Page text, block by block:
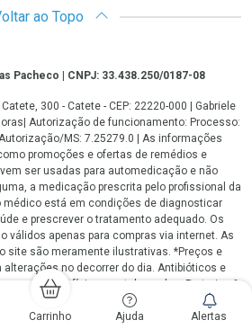
Carrinho Ajuda Alertas
ao Topo
Pacheco | CNPJ: 33.438.250/0187-08
300 - Catete - CEP: 22220-000 | Gabriele
Autorização de funcionamento: Processo:
MS: 7.25279.0 | As informações
promoções e ofertas de remédios e
ser usadas para automedicação e não
a medicação prescrita pelo profissional da
médico está em condições de diagnosticar
e prescrever o tratamento adequado. Os
válidos apenas para compras via internet. As
site são meramente ilustrativas. *Preços e
alterações no decorrer do dia. Antibióticos e
em lojas físicas ou televendas. Portaria nº
da Saúde. Horário de funcionamento Central
ao Cliente 4020 4404 ou 0800 282 10 10 de